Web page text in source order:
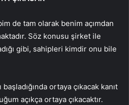
de tam olarak benim açımdan
Söz konusu şirket ile
gibi, sahipleri kimdir onu bile
ortaya çıkacak kanıt
açıkça ortaya çıkacaktır.